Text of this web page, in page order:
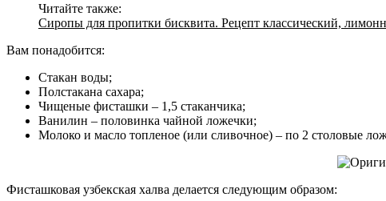
Читайте также:
Сиропы для пропитки бисквита. Рецепт классический,
Вам понадобится:
Стакан воды;
Полстакана сахара;
Чищеные фисташки – 1,5 стаканчика;
Ванилин – половинка чайной ложечки;
Молоко и масло топленое (или сливочное) – по 2 столовые
Фисташковая узбекская халва делается следующим образом: